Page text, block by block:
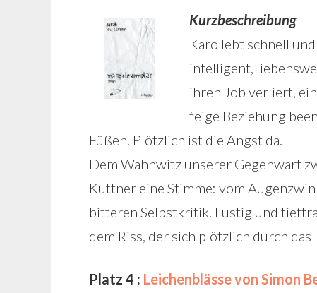
Kurzbeschreibung
Karo lebt schnell
intelligent,
ihren Job verliert,
feige Beziehung
Füßen. Plötzlich ist die Angst da.
Dem Wahnwitz unserer Gegenwart
Kuttner eine Stimme: vom
bitteren Selbstkritik. Lustig und
dem Riss, der sich plötzlich durch das
Platz 4 : Leichenblässe von Simon